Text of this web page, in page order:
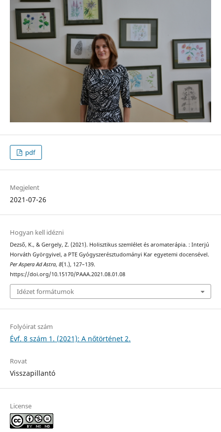
pdf
Megjelent
2021-07-26
Hogyan kell idézni
Dezső, K., & Gergely, Z. (2021). Holisztikus szemlélet és aromaterápia. : Interjú
Horváth Györgyivel, a PTE Gyógyszerésztudományi Kar egyetemi docensével.
Per Aspera Ad Astra, 8(1.), 127–139.
https://doi.org/10.15170/PAAA.2021.08.01.08
Idézet formátumok
Folyóirat szám
Évf. 8 szám 1. (2021): A nőtörténet 2.
Rovat
Visszapillantó
License